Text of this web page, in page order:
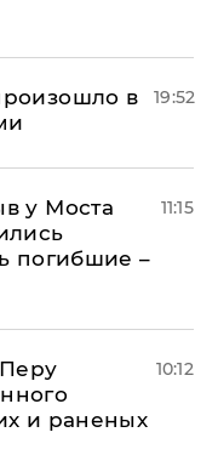
в
19:52
у Моста
погибшие –
11:15
и раненых
10:12